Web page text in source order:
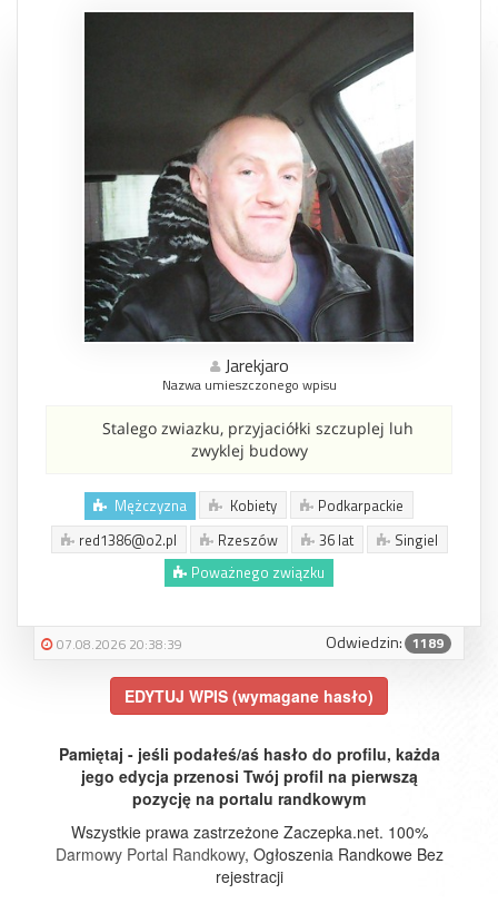
Jarekjaro
Nazwa umieszczonego wpisu
Stalego zwiazku, przyjaciółki szczuplej luh
zwyklej budowy
Mężczyzna Kobiety
Podkarpackie
red1386@o2.pl
Rzeszów 36 lat
Singiel
Poważnego związku
07.08.2026 20:38:39 Odwiedzin: 1189
EDYTUJ WPIS (wymagane hasło)
Pamiętaj - jeśli podałeś/aś hasło do profilu, każda
jego edycja przenosi Twój profil na pierwszą
pozycję na portalu randkowym
Wszystkie prawa zastrzeżone Zaczepka.net. 100%
Darmowy Portal Randkowy, Ogłoszenia Randkowe Bez
rejestracji